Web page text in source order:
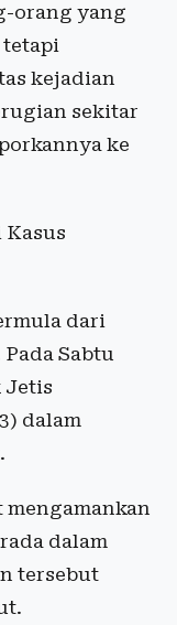
orang yang
tetapi
kejadian
sekitar
ke
Kasus
dari
Sabtu
Jetis
dalam
dalam
tersebut